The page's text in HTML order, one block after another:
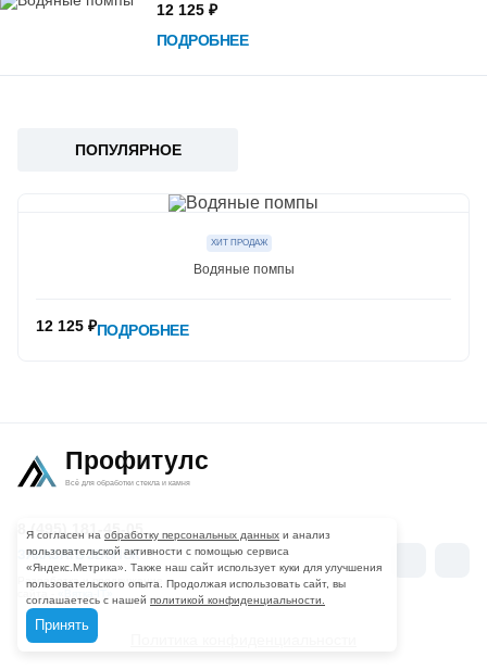
12 125 ₽
ПОДРОБНЕЕ
ПОПУЛЯРНОЕ
Водяные помпы
ХИТ ПРОДАЖ
12 125 ₽ПОДРОБНЕЕ
Профитулс
Всё для обработки стекла и камня
8 (495) 181-45-05
ЗАКАЗАТЬ ЗВОНОК
Разработка и продвижение
Я согласен на обработку персональных данных и анализ
пользовательской активности с помощью сервиса
«Яндекс.Метрика». Также наш сайт использует куки для улучшения
пользовательского опыта. Продолжая использовать сайт, вы
соглашаетесь с нашей политикой конфиденциальности.
Принять